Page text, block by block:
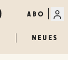
ABO
NEUES